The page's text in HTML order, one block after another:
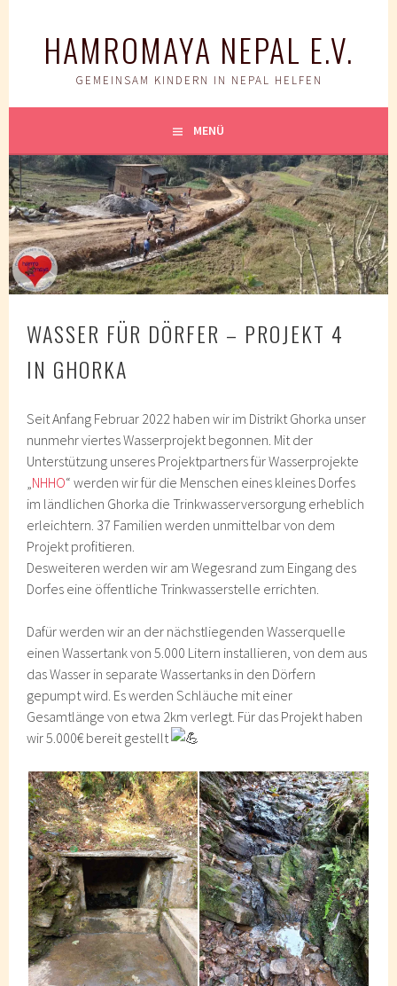
HAMROMAYA NEPAL E.V.
GEMEINSAM KINDERN IN NEPAL HELFEN
MENÜ
WASSER FÜR DÖRFER – PROJEKT 4
IN GHORKA
Seit Anfang Februar 2022 haben wir im Distrikt Ghorka unser
nunmehr viertes Wasserprojekt begonnen. Mit der
Unterstützung unseres Projektpartners für Wasserprojekte
„NHHO“ werden wir für die Menschen eines kleines Dorfes
im ländlichen Ghorka die Trinkwasserversorgung erheblich
erleichtern. 37 Familien werden unmittelbar von dem
Projekt profitieren.
Desweiteren werden wir am Wegesrand zum Eingang des
Dorfes eine öffentliche Trinkwasserstelle errichten.
Dafür werden wir an der nächstliegenden Wasserquelle
einen Wassertank von 5.000 Litern installieren, von dem aus
das Wasser in separate Wassertanks in den Dörfern
gepumpt wird. Es werden Schläuche mit einer
Gesamtlänge von etwa 2km verlegt. Für das Projekt haben
wir 5.000€ bereit gestellt